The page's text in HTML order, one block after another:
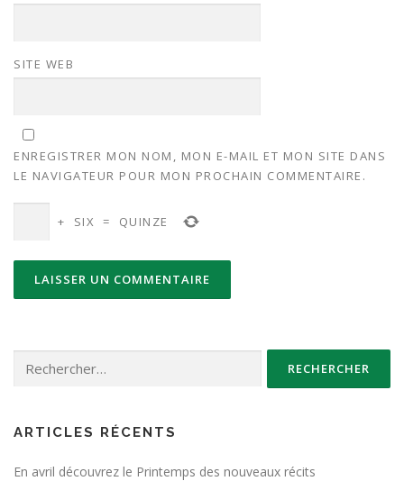
SITE WEB
ENREGISTRER MON NOM, MON E-MAIL ET MON SITE DANS
LE NAVIGATEUR POUR MON PROCHAIN COMMENTAIRE.
+ SIX = QUINZE
ARTICLES RÉCENTS
En avril découvrez le Printemps des nouveaux récits